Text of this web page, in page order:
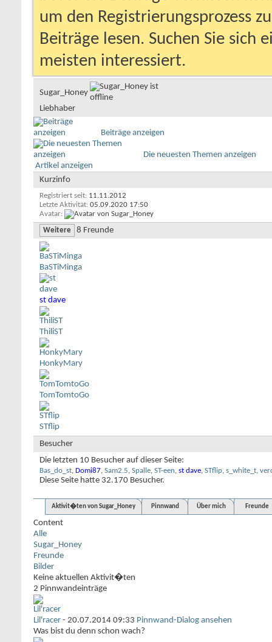
um den Registrierungsprozess
Beiträge lesen. Suchen Sie sich
meisten interessiert.
Sugar_Honey
Liebhaber
Beiträge anzeigen
Die neuesten Themen anzeigen
Artikel anzeigen
Kurzinfo
Registriert seit 11.11.2012
Letzte Aktivität 05.09.2020 17:50
Avatar
Weitere 8 Freunde
BaSTiMinga
st dave
ThiliST
HonkyMary
TomTomtoGo
STflip
Besucher
Die letzten 10 Besucher auf dieser Seite:
Bas_do_st, Domi87, Sam2.5, Spalle, ST-een, st dave, STflip, s_white_t,
Diese Seite hatte 32.170 Besucher.
Aktivit�ten von Sugar_Honey Pinnwand Über mich Freunde
Content
Alle
Sugar_Honey
Freunde
Bilder
Keine aktuellen Aktivit�ten
2 Pinnwandeinträge
Lil'racer - 20.07.2014 09:33 Pinnwand-Dialog ansehen
Was bist du denn schon wach?